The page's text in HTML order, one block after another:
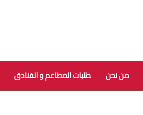
من نحن طلبات المطاعم و الفنادق